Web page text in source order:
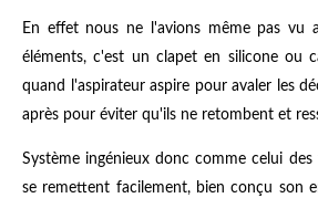
En effet nous ne l'avions même pas vu
éléments, c'est un clapet en silicone ou
quand l'aspirateur aspire pour avaler les
après pour éviter qu'ils ne retombent et
Système ingénieux donc comme celui
se remettent facilement, bien conçu son